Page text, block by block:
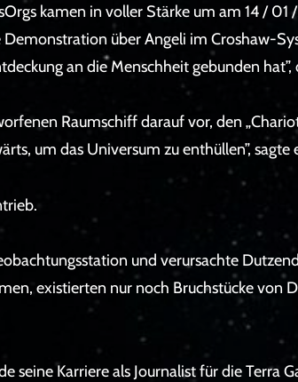
kamen in voller Stärke um am 14 / 01
Demonstration über Angeli im Croshaw-
an die Menschheit gebunden
Raumschiff darauf vor, den
um das Universum zu enthüllen”, sagte
und verursachte
existierten nur noch Bruchstücke
seine Karriere als Journalist für die Terra